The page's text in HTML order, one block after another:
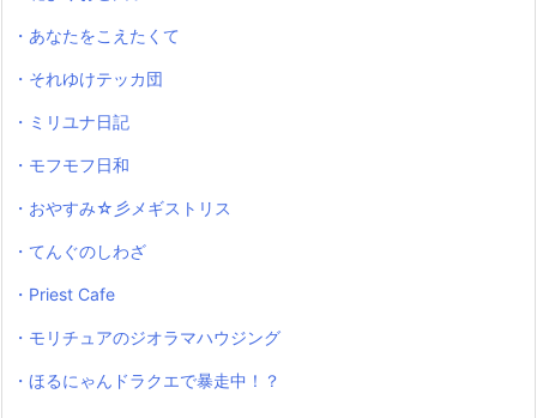
・あなたをこえたくて
・それゆけテッカ団
・ミリユナ日記
・モフモフ日和
・おやすみ☆彡メギストリス
・てんぐのしわざ
・Priest Cafe
・モリチュアのジオラマハウジング
・ほるにゃんドラクエで暴走中！？